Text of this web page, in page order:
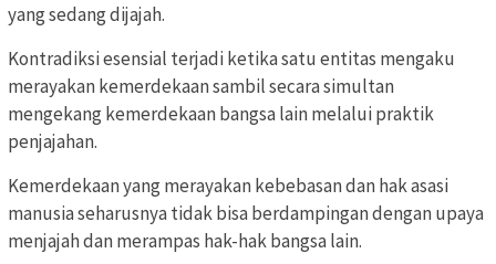
yang sedang dijajah.
Kontradiksi esensial terjadi ketika satu entitas mengaku
merayakan kemerdekaan sambil secara simultan
mengekang kemerdekaan bangsa lain melalui praktik
penjajahan.
Kemerdekaan yang merayakan kebebasan dan hak asasi
manusia seharusnya tidak bisa berdampingan dengan upaya
menjajah dan merampas hak-hak bangsa lain.